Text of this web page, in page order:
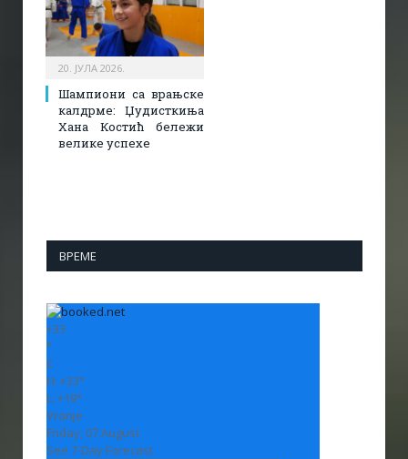
20. ЈУЛА 2026.
Шампиони са врањске
калдрме: Џудисткиња
Хана Костић бележи
велике успехе
ВРЕМЕ
+33
°
C
H: +33°
L: +19°
Vranje
Friday, 07 August
See 7-Day Forecast